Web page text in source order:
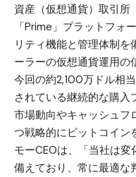
資産（仮想通貨）取引
「Prime」プラットフォ
リティ機能と管理体制
ーラーの仮想通貨運用の
今回の約2,100万ドル相
されている継続的な購入
市場動向やキャッシュフ
つ戦略的にビットコイン
モーCEOは、「当社は
備えており、常に最適な